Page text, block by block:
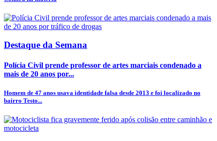
Destaque da Semana
Polícia Civil prende professor de artes marciais condenado a
mais de 20 anos por...
Homem de 47 anos usava identidade falsa desde 2013 e foi localizado no
bairro Testo...